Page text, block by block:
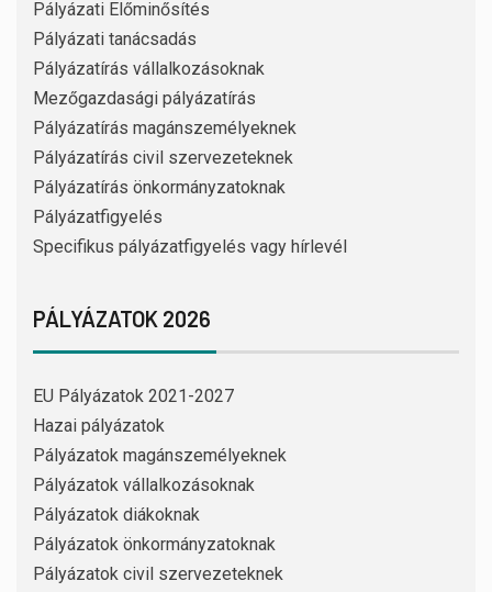
Pályázati Előminősítés
Pályázati tanácsadás
Pályázatírás vállalkozásoknak
Mezőgazdasági pályázatírás
Pályázatírás magánszemélyeknek
Pályázatírás civil szervezeteknek
Pályázatírás önkormányzatoknak
Pályázatfigyelés
Specifikus pályázatfigyelés vagy hírlevél
PÁLYÁZATOK 2026
EU Pályázatok 2021-2027
Hazai pályázatok
Pályázatok magánszemélyeknek
Pályázatok vállalkozásoknak
Pályázatok diákoknak
Pályázatok önkormányzatoknak
Pályázatok civil szervezeteknek